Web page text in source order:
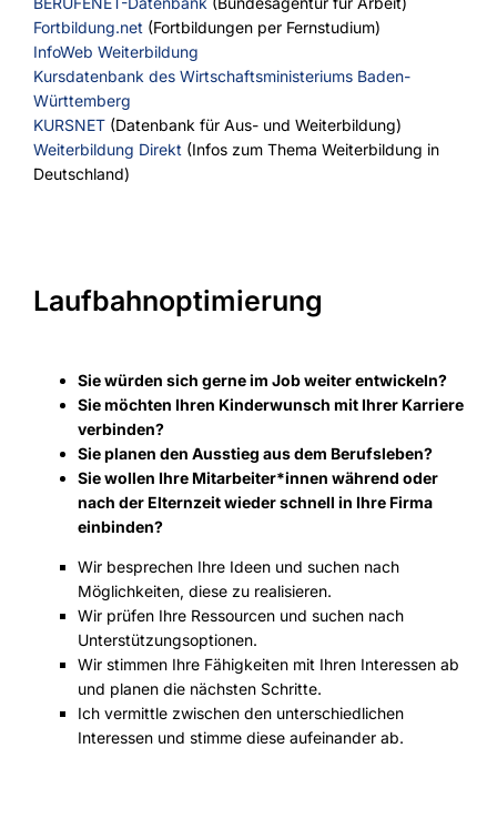
Fortbildung.net (Fortbildungen per Fernstudium)
InfoWeb Weiterbildung
Kursdatenbank des Wirtschaftsministeriums Baden-
Württemberg
KURSNET (Datenbank für Aus- und Weiterbildung)
Weiterbildung Direkt (Infos zum Thema Weiterbildung in
Deutschland)
Laufbahnoptimierung
Sie würden sich gerne im Job weiter entwickeln?
Sie möchten Ihren Kinderwunsch mit Ihrer Karriere
verbinden?
Sie planen den Ausstieg aus dem Berufsleben?
Sie wollen Ihre Mitarbeiter*innen während oder
nach der Elternzeit wieder schnell in Ihre Firma
einbinden?
Wir besprechen Ihre Ideen und suchen nach
Möglichkeiten, diese zu realisieren.
Wir prüfen Ihre Ressourcen und suchen nach
Unterstützungsoptionen.
Wir stimmen Ihre Fähigkeiten mit Ihren Interessen ab
und planen die nächsten Schritte.
Ich vermittle zwischen den unterschiedlichen
Interessen und stimme diese aufeinander ab.